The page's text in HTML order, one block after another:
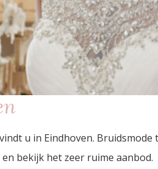
u in Eindhoven.
bekijk het zeer ruime aanbod.